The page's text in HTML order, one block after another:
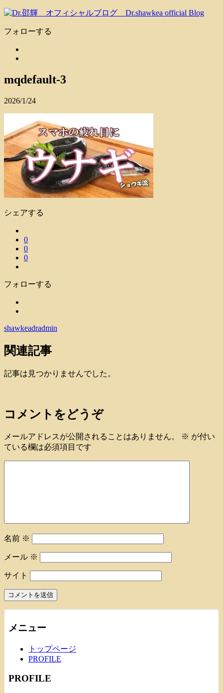
フォローする
mqdefault-3
2026/1/24
シェアする
0
0
0
フォローする
shawkeadradmin
関連記事
記事は見つかりませんでした。
コメントをどうぞ
メールアドレスが公開されることはありません。 ※ が付い
ている欄は必須項目です
名前 ※
メール ※
サイト
メニュー
トップページ
PROFILE
PROFILE